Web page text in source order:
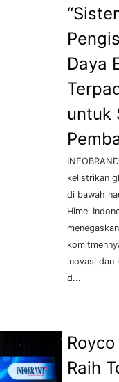
Daya
untuk
kelistrikan
di bawah
Himel
menegaskan
inovasi dan
d...
Royco
Raih